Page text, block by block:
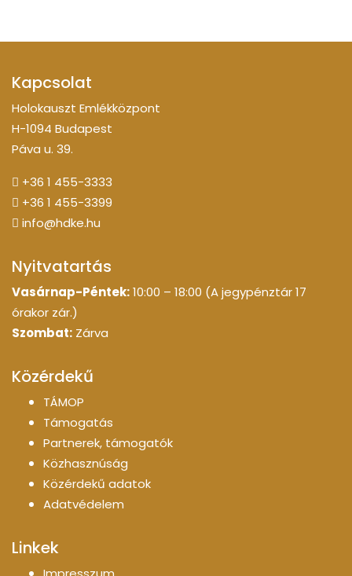
Kapcsolat
Holokauszt Emlékközpont
H-1094 Budapest
Páva u. 39.
+36 1 455-3333
+36 1 455-3399
info@hdke.hu
Nyitvatartás
Vasárnap-Péntek:10:00 – 18:00 (A jegypénztár 17
órakor zár.)
Szombat: Zárva
Közérdekű
TÁMOP
Támogatás
Partnerek, támogatók
Közhasznúság
Közérdekű adatok
Adatvédelem
Linkek